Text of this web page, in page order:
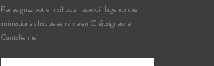
Renseignez votre mail pour recevoir l'agenda des
animations chaque semaine en Châtaigneraie
Cantalienne